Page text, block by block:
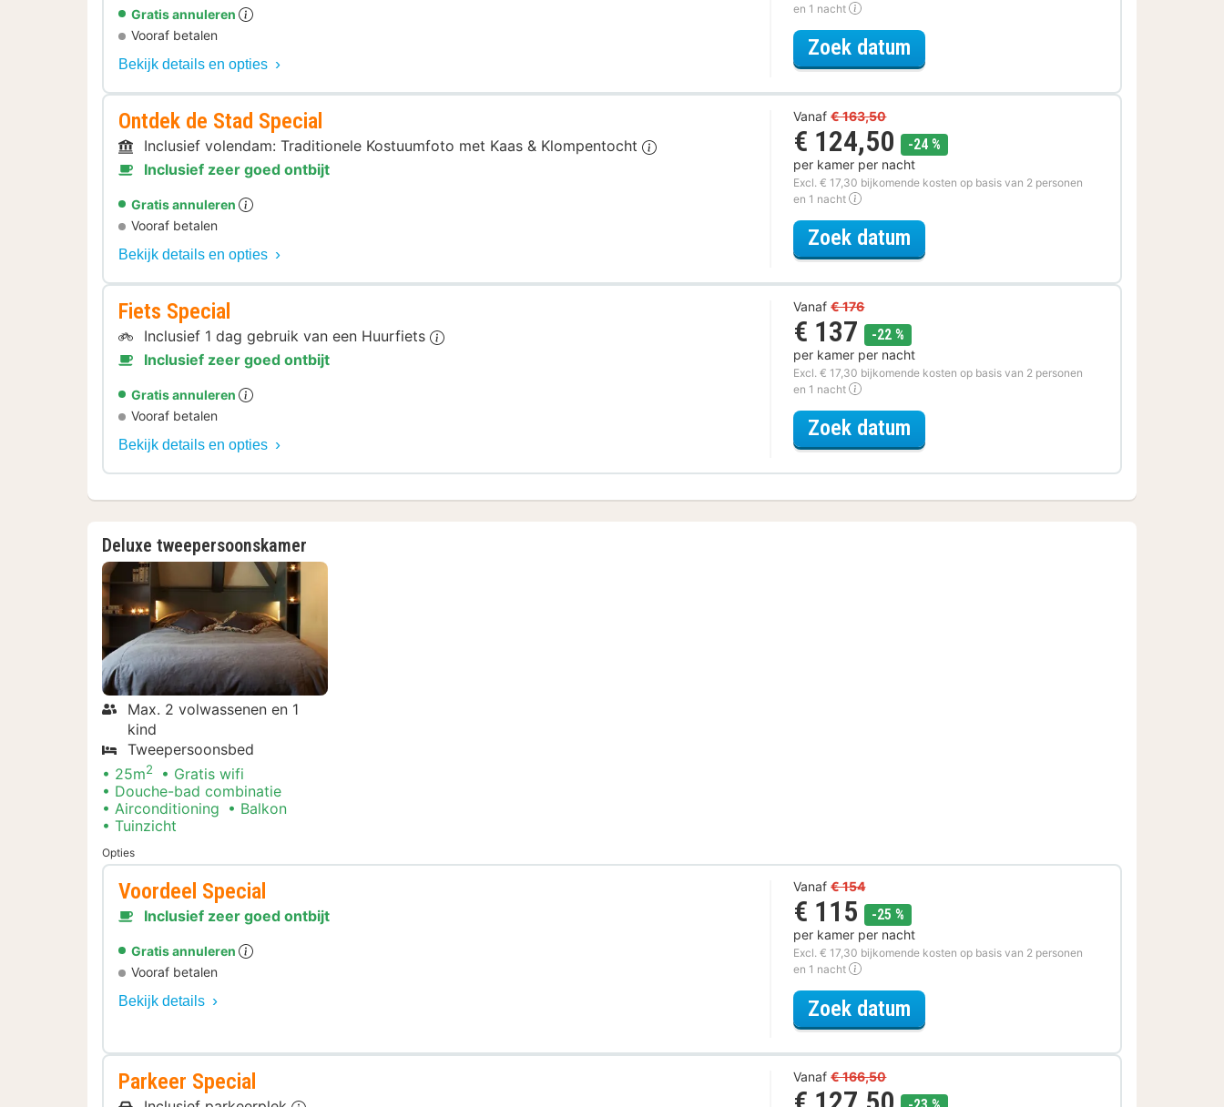
Gratis annuleren
Vooraf betalen
Bekijk details en opties
en 1 nacht
Zoek datum
Ontdek de Stad Special
Inclusief volendam: Traditionele Kostuumfoto met Kaas & Klompentocht
Inclusief zeer goed ontbijt
Gratis annuleren
Vooraf betalen
Bekijk details en opties
Vanaf € 163,50
€ 124,50 -24 %
per kamer per nacht
Excl. € 17,30 bijkomende kosten op basis van 2 personen
en 1 nacht
Zoek datum
Fiets Special
Inclusief 1 dag gebruik van een Huurfiets
Inclusief zeer goed ontbijt
Gratis annuleren
Vooraf betalen
Bekijk details en opties
Vanaf € 176
€ 137 -22 %
per kamer per nacht
Excl. € 17,30 bijkomende kosten op basis van 2 personen
en 1 nacht
Zoek datum
Deluxe tweepersoonskamer
Max. 2 volwassenen en 1
kind
Tweepersoonsbed
25m2
Gratis wifi
Douche-bad combinatie
Airconditioning
Balkon
Tuinzicht
Opties
Voordeel Special
Inclusief zeer goed ontbijt
Gratis annuleren
Vooraf betalen
Bekijk details
Vanaf € 154
€ 115 -25 %
per kamer per nacht
Excl. € 17,30 bijkomende kosten op basis van 2 personen
en 1 nacht
Zoek datum
Parkeer Special Vanaf € 166,50